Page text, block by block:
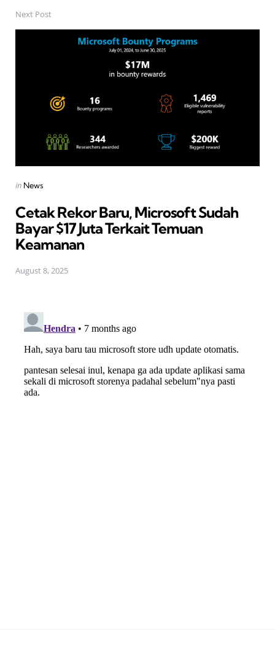
Next Post
Posted
in News
Cetak Rekor Baru, Microsoft Sudah
Bayar $17 Juta Terkait Temuan
Keamanan
August 8, 2025